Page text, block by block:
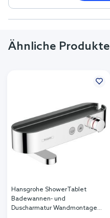
Ähnliche Produkte
Hansgrohe ShowerTablet
Badewannen- und
Duscharmatur Wandmontage